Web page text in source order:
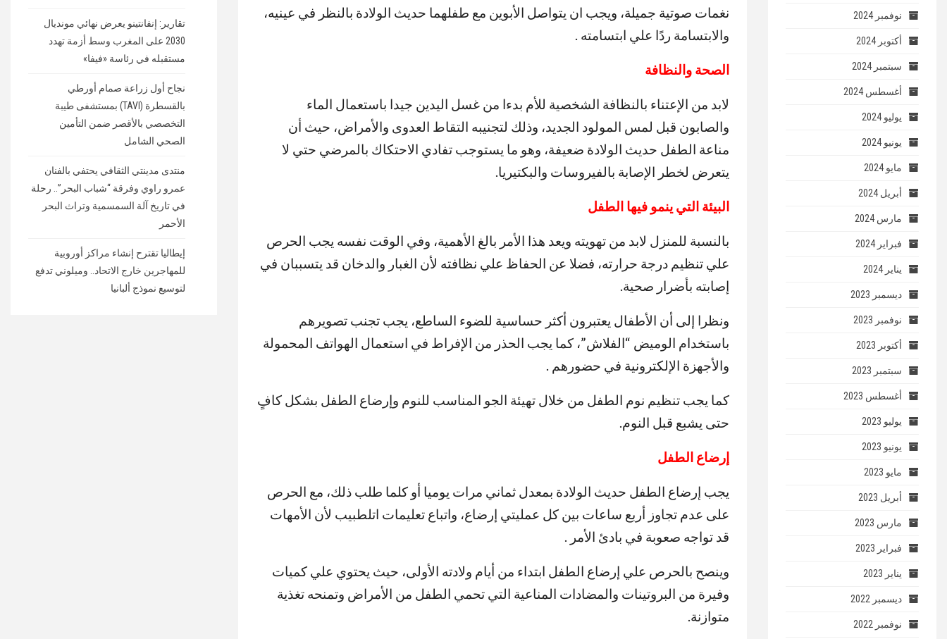
نغمات صوتية جميلة، ويجب ان يتواصل الأبوين مع طفلهما حديث الولادة بالنظر في عينيه،
والابتسامة ردًا علي ابتسامته .
الصحة والنظافة
لابد من الإعتناء بالنظافة الشخصية للأم بدءا من غسل اليدين جيدا باستعمال الماء
والصابون قبل لمس المولود الجديد، وذلك لتجنيبه التقاط العدوى والأمراض، حيث أن
مناعة الطفل حديث الولادة ضعيفة، وهو ما يستوجب تفادي الاحتكاك بالمرضي حتي لا
يتعرض لخطر الإصابة بالفيروسات والبكتيريا.
البيئة التي ينمو فيها الطفل
بالنسبة للمنزل لابد من تهويته ويعد هذا الأمر بالغ الأهمية، وفي الوقت نفسه يجب الحرص
علي تنظيم درجة حرارته، فضلا عن الحفاظ علي نظافته لأن الغبار والدخان قد يتسببان في
إصابته بأضرار صحية.
ونظرا إلى أن الأطفال يعتبرون أكثر حساسية للضوء الساطع، يجب تجنب تصويرهم
باستخدام الوميض “الفلاش”، كما يجب الحذر من الإفراط في استعمال الهواتف المحمولة
والأجهزة الإلكترونية في حضورهم .
كما يجب تنظيم نوم الطفل من خلال تهيئة الجو المناسب للنوم وإرضاع الطفل بشكل كافٍ
حتى يشبع قبل النوم.
إرضاع الطفل
يجب إرضاع الطفل حديث الولادة بمعدل ثماني مرات يوميا أو كلما طلب ذلك، مع الحرص
على عدم تجاوز أربع ساعات بين كل عمليتي إرضاع، واتباع تعليمات اتلطبيب لأن الأمهات
قد تواجه صعوبة في بادئ الأمر .
وينصح بالحرص علي إرضاع الطفل ابتداء من أيام ولادته الأولى، حيث يحتوي علي كميات
وفيرة من البروتينات والمضادات المناعية التي تحمي الطفل من الأمراض وتمنحه تغذية
متوازنة.
تقارير: إنفانتينو يعرض نهائي مونديال
2030 على المغرب وسط أزمة تهدد
مستقبله في رئاسة «فيفا»
نجاح أول زراعة صمام أورطي
بالقسطرة (TAVI) بمستشفى طيبة
التخصصي بالأقصر ضمن التأمين
الصحي الشامل
منتدى مدينتي الثقافي يحتفي بالفنان
عمرو راوي وفرقة “شباب البحر”.. رحلة
في تاريخ آلة السمسمية وتراث البحر
الأحمر
إيطاليا تقترح إنشاء مراكز أوروبية
للمهاجرين خارج الاتحاد.. وميلوني تدفع
لتوسيع نموذج ألبانيا
نوفمبر 2024
أكتوبر 2024
سبتمبر 2024
أغسطس 2024
يوليو 2024
يونيو 2024
مايو 2024
أبريل 2024
مارس 2024
فبراير 2024
يناير 2024
ديسمبر 2023
نوفمبر 2023
أكتوبر 2023
سبتمبر 2023
أغسطس 2023
يوليو 2023
يونيو 2023
مايو 2023
أبريل 2023
مارس 2023
فبراير 2023
يناير 2023
ديسمبر 2022
نوفمبر 2022